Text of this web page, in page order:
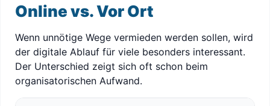
Online vs. Vor Ort
Wenn unnötige Wege vermieden werden sollen, wird
der digitale Ablauf für viele besonders interessant.
Der Unterschied zeigt sich oft schon beim
organisatorischen Aufwand.